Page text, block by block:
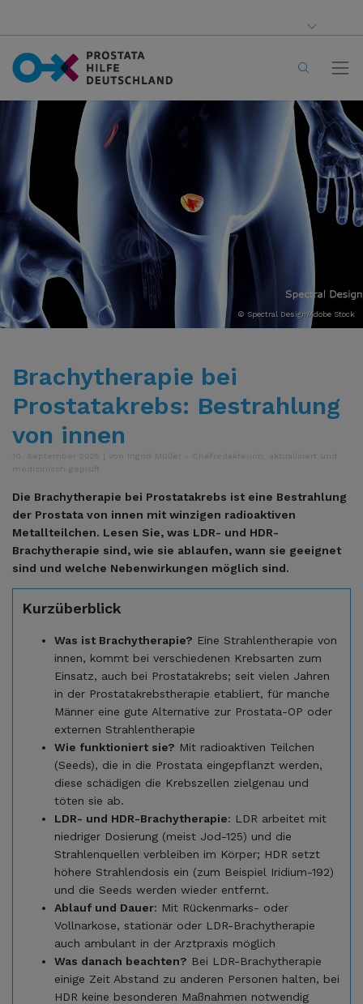
© Spectral Design/Adobe Stock
Brachytherapie bei
Prostatakrebs: Bestrahlung
von innen
10. September 2025 | von Ingrid Müller - Chefredakteurin, aktualisiert und
medizinisch geprüft
Die Brachytherapie bei Prostatakrebs ist eine Bestrahlung
der Prostata von innen mit winzigen radioaktiven
Metallteilchen. Lesen Sie, was LDR- und HDR-
Brachytherapie sind, wie sie ablaufen, wann sie geeignet
sind und welche Nebenwirkungen möglich sind.
Kurzüberblick
Was ist Brachytherapie? Eine Strahlentherapie von
innen, kommt bei verschiedenen Krebsarten zum
Einsatz, auch bei Prostatakrebs; seit vielen Jahren
in der Prostatakrebstherapie etabliert, für manche
Männer eine gute Alternative zur Prostata-OP oder
externen Strahlentherapie
Wie funktioniert sie? Mit radioaktiven Teilchen
(Seeds), die in die Prostata eingepflanzt werden,
diese schädigen die Krebszellen zielgenau und
töten sie ab.
LDR- und HDR-Brachytherapie: LDR arbeitet mit
niedriger Dosierung (meist Jod-125) und die
Strahlenquellen verbleiben im Körper; HDR setzt
höhere Strahlendosis ein (zum Beispiel Iridium-192)
und die Seeds werden wieder entfernt.
Ablauf und Dauer: Mit Rückenmarks- oder
Vollnarkose, stationär oder LDR-Brachytherapie
auch ambulant in der Arztpraxis möglich
Was danach beachten? Bei LDR-Brachytherapie
einige Zeit Abstand zu anderen Personen halten, bei
HDR keine besonderen Maßnahmen notwendig